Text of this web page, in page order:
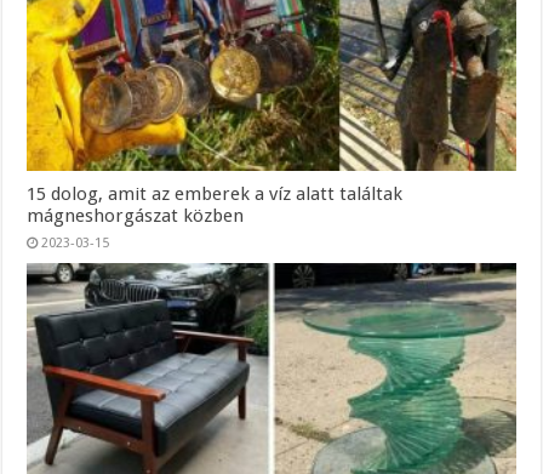
15 dolog, amit az emberek a víz alatt találtak
mágneshorgászat közben
2023-03-15